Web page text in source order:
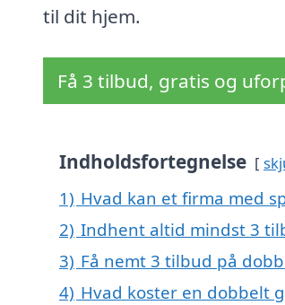
til dit hjem.
Få 3 tilbud, gratis og
Indholdsfortegnelse
1) Hvad kan et firma med
2) Indhent altid mindst 3
3) Få nemt 3 tilbud på
4) Hvad koster en dobbelt